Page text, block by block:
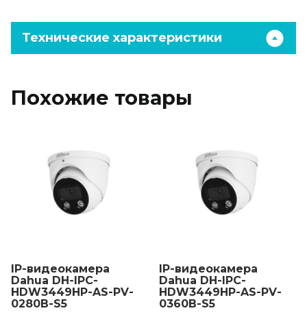
Технические характеристики
Похожие товары
IP-видеокамера
Dahua DH-IPC-
HDW3449HP-AS-PV-
0280B-S5
IP-видеокамера
Dahua DH-IPC-
HDW3449HP-AS-PV-
0360B-S5